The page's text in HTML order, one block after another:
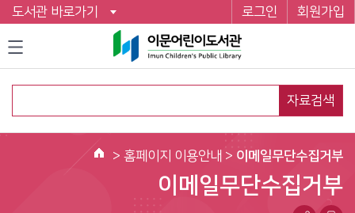
도서관 바로가기 로그인 회원가입
자료검색
홈
> 홈페이지 이용안내 > 이메일무단수집거부
이메일무단수집거부